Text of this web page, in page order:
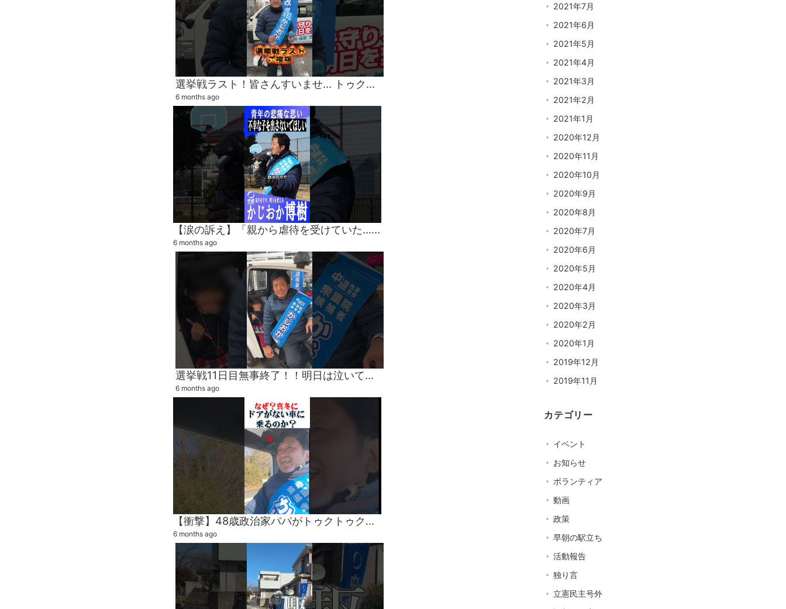
選挙戦ラスト！皆さんすいませ… トゥクトゥクには乗れません‼️ #茨城3区 #中道改革連合 #かじおか博樹 #政治家
6 months ago
【涙の訴え】「親から虐待を受けていた…」街頭演説で青年が政治家に託した願い#かじおか博樹 #茨城3区 #児童虐待防止 #教育 #街頭演説 #政治家 #中道改革連合
6 months ago
選挙戦11日目無事終了！！明日は泣いても笑っても最終日です！皆様のご期待こたら得られように最後まで走り切ります中道改革連合 #茨城3区 #比例代表は中道改革連合#かじおか博樹 #衆議院選挙2026
6 months ago
【衝撃】48歳政治家パパがトゥクトゥクで演説する理由とは？#政治家 #選挙 #密着 #ルーティン #ドキュメンタリー #茨城 #感動 #裏側
6 months ago
2021年7月
2021年6月
2021年5月
2021年4月
2021年3月
2021年2月
2021年1月
2020年12月
2020年11月
2020年10月
2020年9月
2020年8月
2020年7月
2020年6月
2020年5月
2020年4月
2020年3月
2020年2月
2020年1月
2019年12月
2019年11月
カテゴリー
イベント
お知らせ
ボランティア
動画
政策
早朝の駅立ち
活動報告
独り言
立憲民主号外